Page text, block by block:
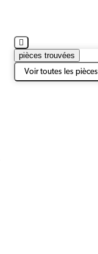
pièces trouvées
Voir toutes les pièces